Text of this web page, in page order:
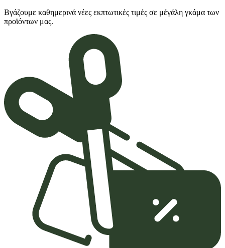
Βγάζουμε καθημερινά νέες εκπτωτικές τιμές σε μέγάλη γκάμα των
προϊόντων μας.